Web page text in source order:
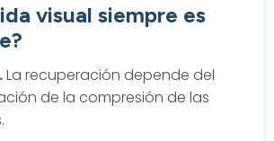
visual siempre es
La recuperación depende del
de la compresión de las